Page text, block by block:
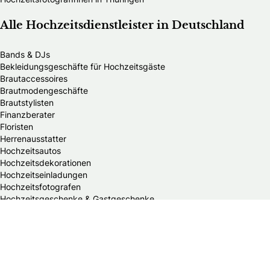
Alle Hochzeitsdienstleister in Deutschland
Bands & DJs
Bekleidungsgeschäfte für Hochzeitsgäste
Brautaccessoires
Brautmodengeschäfte
Brautstylisten
Finanzberater
Floristen
Herrenausstatter
Hochzeitsautos
Hochzeitsdekorationen
Hochzeitseinladungen
Hochzeitsfotografen
Hochzeitsgeschenke & Gastgeschenke